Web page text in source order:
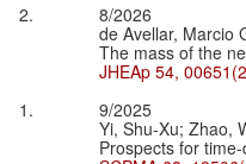
2.
8/2026
de Avellar, Marcio
The mass of the
JHEAp 54,
1.
9/2025
Yi, Shu-Xu; Zhao,
Prospects for